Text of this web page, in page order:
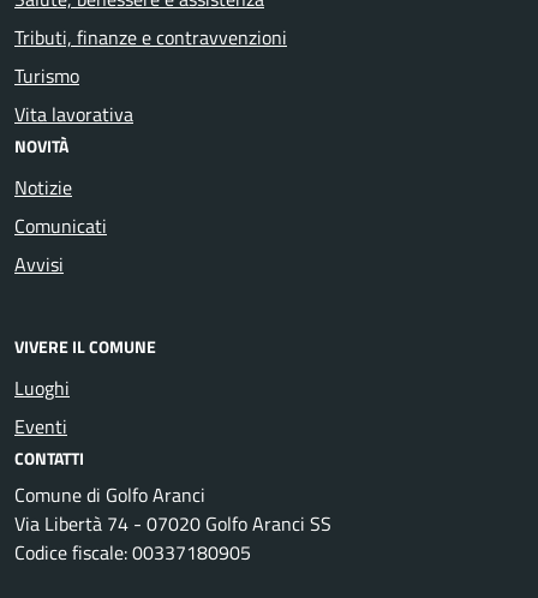
Tributi, finanze e contravvenzioni
Turismo
Vita lavorativa
NOVITÀ
Notizie
Comunicati
Avvisi
VIVERE IL COMUNE
Luoghi
Eventi
CONTATTI
Comune di Golfo Aranci
Via Libertà 74 - 07020 Golfo Aranci SS
Codice fiscale: 00337180905